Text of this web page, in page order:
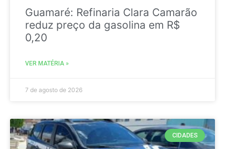
Guamaré: Refinaria Clara Camarão
reduz preço da gasolina em R$
0,20
VER MATÉRIA »
7 de agosto de 2026
CIDADES